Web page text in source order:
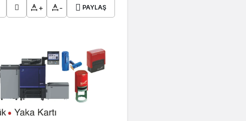
+ - PAYLAŞ